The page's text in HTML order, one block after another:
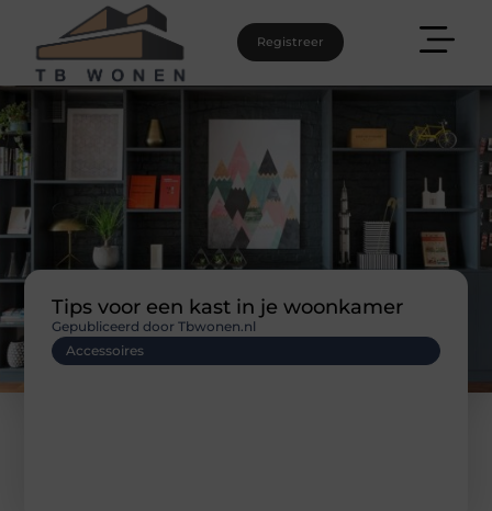
Registreer
Tips voor een kast in je woonkamer
Accessoires
Gepubliceerd door Tbwonen.nl